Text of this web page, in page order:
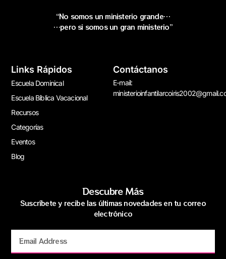
“No somos un ministerio grande…
…pero si somos un gran ministerio”
Links Rápidos
Escuela Dominical
Escuela Bíblica Vacacional
Recursos
Categorías
Eventos
Blog
Contáctanos
E-mail:
Descubre Más
Suscríbete y recibe las últimas novedades en tu correo
electrónico